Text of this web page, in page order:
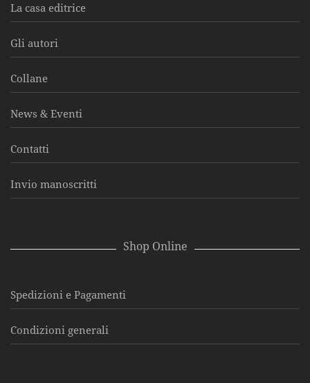
La casa editrice
Gli autori
Collane
News & Eventi
Contatti
Invio manoscritti
Shop Online
Spedizioni e Pagamenti
Condizioni generali